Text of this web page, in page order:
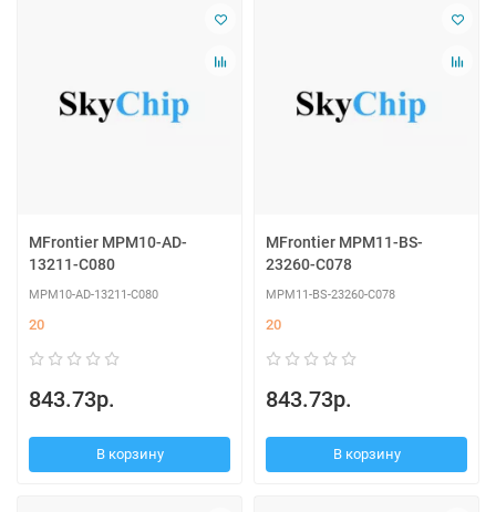
MFrontier MPM10-AD-
13211-C080
MPM10-AD-13211-C080
20
843.73р.
В корзину
MFrontier MPM11-BS-
23260-C078
MPM11-BS-23260-C078
20
843.73р.
В корзину